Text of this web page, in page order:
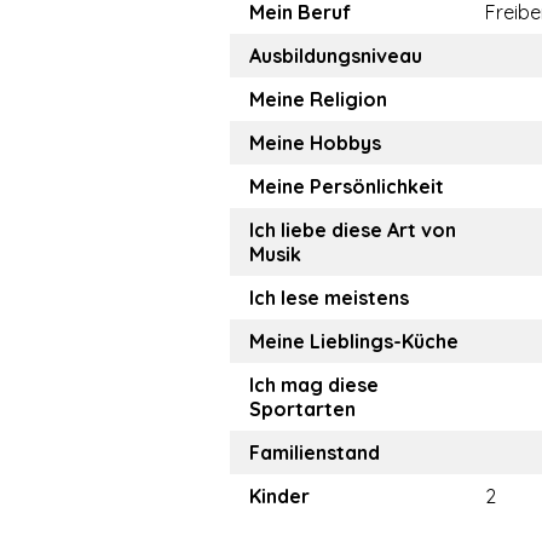
Mein Beruf
Ausbildungsniveau
Meine Religion
Meine Hobbys
Meine Persönlichkeit
Ich liebe diese Art von
Musik
Ich lese meistens
Meine Lieblings-Küche
Ich mag diese
Sportarten
Familienstand
Kinder
2